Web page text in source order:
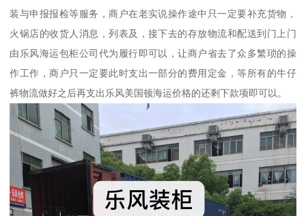
装与申报报检等服务，商户在老实说操作途中只一定要补充货物，
火锅店的收货人消息，列表及，接下去的存放物流和配送到门上门
由乐风海运包柜公司代为履行即可以，让商户省去了众多繁琐的操
作工作，商户只一定要此时支出一部分的费用定金，等所有的牛仔
裤物流做好之后再支出乐风美国顿海运价格的还剩下款项即可以。